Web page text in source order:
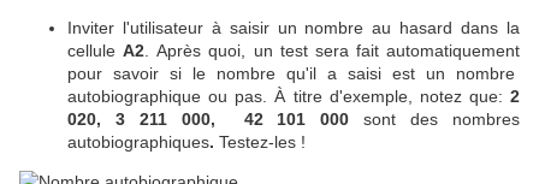
Inviter l'utilisateur à saisir un nombre au hasard dans la
cellule A2 .Après quoi, un test sera fait automatiquement
pour savoir si le nombre qu'il a saisi est un nombre
autobiographique ou pas. À titre d'exemple, notez que: 2
020, 3 211 000, 42 101 000sont des nombres
autobiographiques. Testez-les !